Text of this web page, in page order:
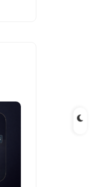
Negocios Locales